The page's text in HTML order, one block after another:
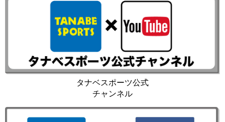
タナベスポーツ公式
チャンネル